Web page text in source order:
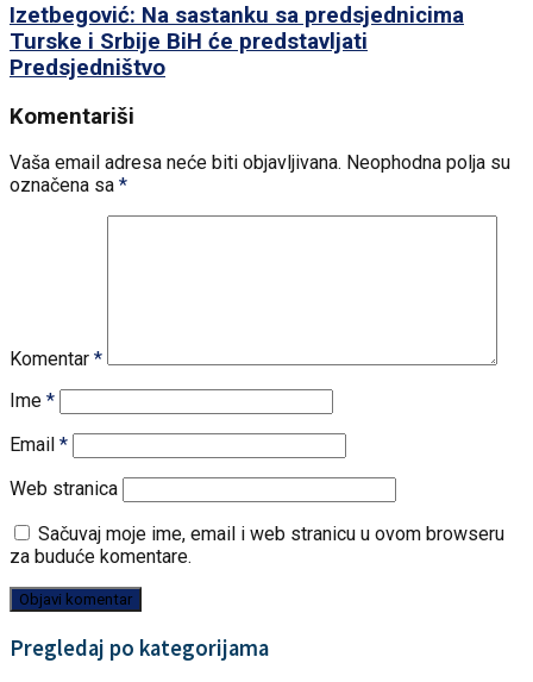
Izetbegović: Na sastanku sa predsjednicima
Turske i Srbije BiH će predstavljati
Predsjedništvo
Komentariši
Vaša email adresa neće biti objavljivana. Neophodna polja su
označena sa *
Komentar *
Ime *
Email *
Web stranica
Sačuvaj moje ime, email i web stranicu u ovom browseru
za buduće komentare.
Pregledaj po kategorijama